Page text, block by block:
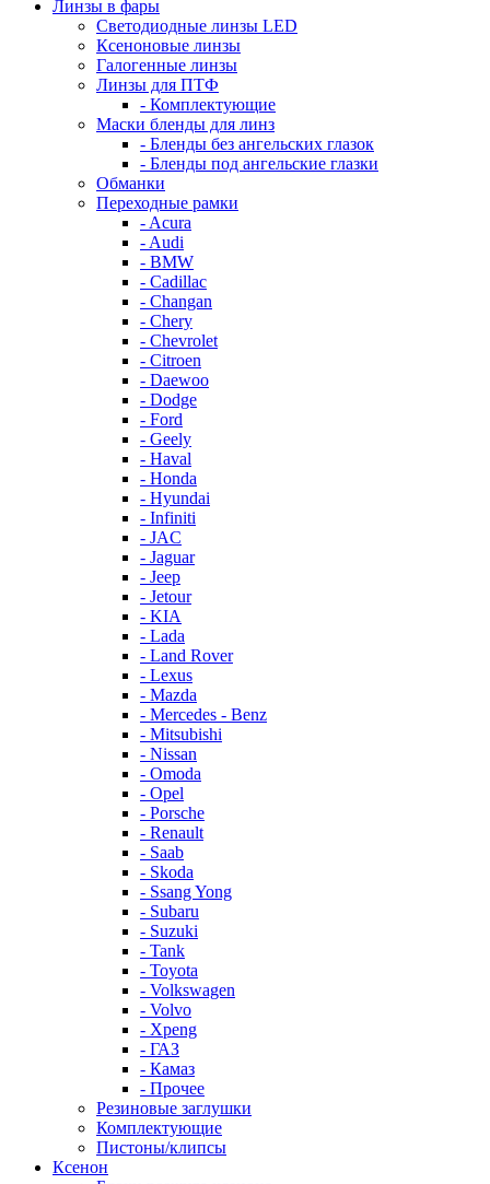
Линзы в фары
Светодиодные линзы LED
Ксеноновые линзы
Галогенные линзы
Линзы для ПТФ
- Комплектующие
Маски бленды для линз
- Бленды без ангельских глазок
- Бленды под ангельские глазки
Обманки
Переходные рамки
- Acura
- Audi
- BMW
- Cadillac
- Changan
- Chery
- Chevrolet
- Citroen
- Daewoo
- Dodge
- Ford
- Geely
- Haval
- Honda
- Hyundai
- Infiniti
- JAC
- Jaguar
- Jeep
- Jetour
- KIA
- Lada
- Land Rover
- Lexus
- Mazda
- Mercedes - Benz
- Mitsubishi
- Nissan
- Omoda
- Opel
- Porsche
- Renault
- Saab
- Skoda
- Ssang Yong
- Subaru
- Suzuki
- Tank
- Toyota
- Volkswagen
- Volvo
- Xpeng
- ГАЗ
- Камаз
- Прочее
Резиновые заглушки
Комплектующие
Пистоны/клипсы
Ксенон